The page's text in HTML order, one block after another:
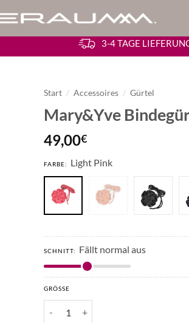
3-4 TAGE
Start / Accessoires / Gürtel
Mary&Yve
49,00€
FARBE: Light Pink
SCHNITT: Fällt normal aus
GRÖSSE